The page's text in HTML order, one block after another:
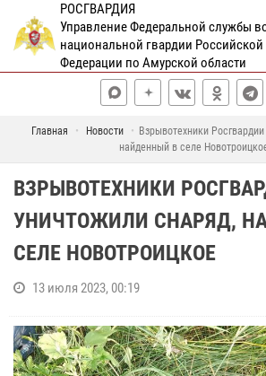
РОСГВАРДИЯ
Управление Федеральной службы
национальной гвардии Российской
Федерации по Амурской области
Главная Новости
Взрывотехники
найденный в селе
ВЗРЫВОТЕХНИКИ
УНИЧТОЖИЛИ СНАРЯД,
СЕЛЕ НОВОТРОИЦКОЕ
13 июля 2023, 00:19